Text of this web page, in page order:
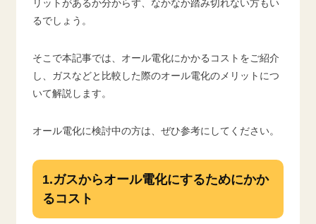
リットがあるか分からず、なかなか踏み切れない方もい
るでしょう。
そこで本記事では、オール電化にかかるコストをご紹介
し、ガスなどと比較した際のオール電化のメリットにつ
いて解説します。
オール電化に検討中の方は、ぜひ参考にしてください。
1.ガスからオール電化にするためにかか
るコスト